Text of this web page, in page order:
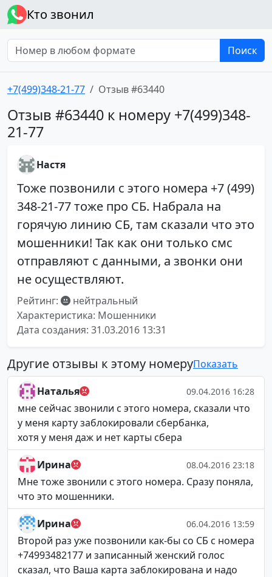
Кто звонил
Поиск
+7(499)348-21-77 Отзыв #63440
Отзыв #63440 к номеру +7(499)348-
21-77
Настя
Тоже позвонили с этого номера +7 (499)
348-21-77 тоже про СБ. Набрала на
горячую линию СБ, там сказали что это
мошенники! Так как они только смс
отправляют с данными, а звонки они
не осуществляют.
Рейтинг:
нейтральный
Характеристика: Мошенники
Дата создания: 31.03.2016 13:31
Другие отзывы к этому номеруПоказать
Наталья 09.04.2016 16:28
мне сейчас звонили с этого номера, сказали что
у меня карту заблокировали сбербанка,
хотя у меня даж и нет карты сбера
Ирина 08.04.2016 23:18
Мне тоже звонили с этого номера. Сразу поняла,
что это мошенники.
Ирина 06.04.2016 13:59
Второй раз уже позвонили как-бы со СБ с номера
+74993482177 и записанный женский голос
сказал, что Ваша карта заблокирована и надо